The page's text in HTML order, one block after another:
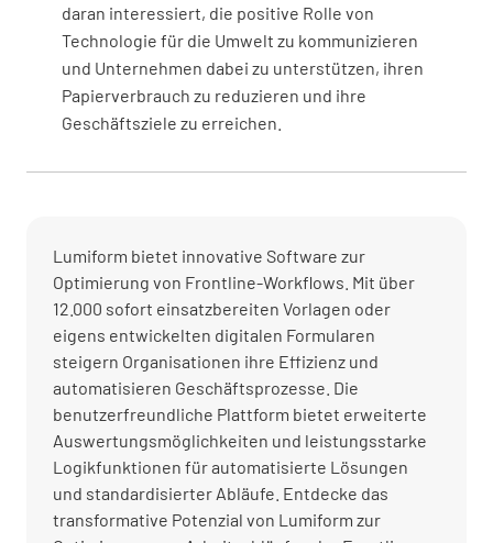
daran interessiert, die positive Rolle von
Technologie für die Umwelt zu kommunizieren
und Unternehmen dabei zu unterstützen, ihren
Papierverbrauch zu reduzieren und ihre
Geschäftsziele zu erreichen.
Lumiform bietet innovative Software zur
Optimierung von Frontline-Workflows. Mit über
12.000 sofort einsatzbereiten Vorlagen oder
eigens entwickelten digitalen Formularen
steigern Organisationen ihre Effizienz und
automatisieren Geschäftsprozesse. Die
benutzerfreundliche Plattform bietet erweiterte
Auswertungsmöglichkeiten und leistungsstarke
Logikfunktionen für automatisierte Lösungen
und standardisierter Abläufe. Entdecke das
transformative Potenzial von Lumiform zur